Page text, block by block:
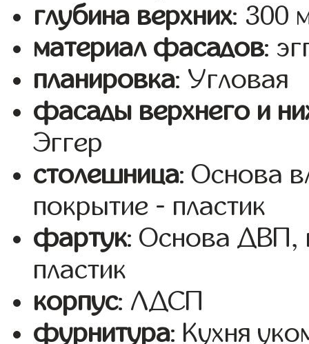
глубина верхних: 300
материал фасадов:
планировка: Угловая
фасады верхнего и
Эггер
столешница: Основа
покрытие - пластик
фартук: Основа ДВП,
пластик
корпус: ЛДСП
фурнитура: Кухня